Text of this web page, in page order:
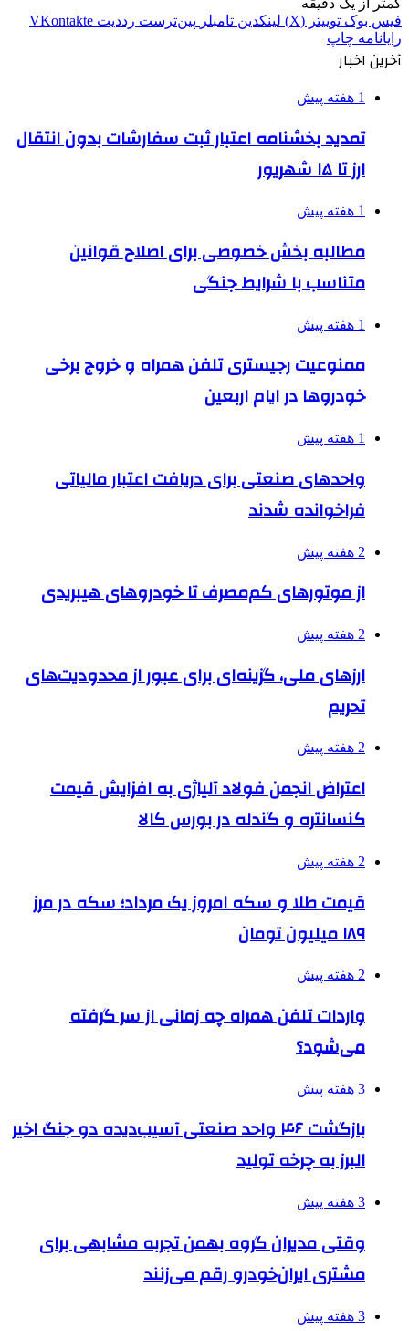
فیس بوک توییتر (X) لینکدین ‫تامبلر ‫پین‌ترست ‫رددیت ‫VKontakte
رایانامه چاپ
آخرین اخبار
1 هفته پیش
تمدید بخشنامه اعتبار ثبت سفارشات بدون انتقال
ارز تا ۱۵ شهریور
1 هفته پیش
مطالبه بخش خصوصی برای اصلاح قوانین
متناسب با شرایط جنگی
1 هفته پیش
ممنوعیت رجیستری تلفن همراه و خروج برخی
خودروها در ایام اربعین
1 هفته پیش
واحدهای صنعتی برای دریافت اعتبار مالیاتی
فراخوانده شدند
2 هفته پیش
از موتورهای کم‌مصرف تا خودروهای هیبریدی
2 هفته پیش
ارزهای ملی، گزینه‌ای برای عبور از محدودیت‌های
تحریم
2 هفته پیش
اعتراض انجمن فولاد آلیاژی به افزایش قیمت
کنسانتره و گندله در بورس کالا
2 هفته پیش
قیمت طلا و سکه امروز یک مرداد؛ سکه در مرز
۱۸۹ میلیون تومان
2 هفته پیش
واردات تلفن همراه چه زمانی از سر گرفته
می‌شود؟
3 هفته پیش
بازگشت ۴۶ واحد صنعتی آسیب‌دیده دو جنگ اخیر
البرز به چرخه تولید
3 هفته پیش
وقتی مدیران گروه بهمن تجربه مشابهی برای
مشتری ایران‌خودرو رقم می‌زنند
3 هفته پیش